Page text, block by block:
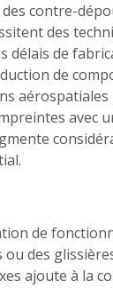
contre-
des
délais de
de
avec
de
ou des
ajoute à la